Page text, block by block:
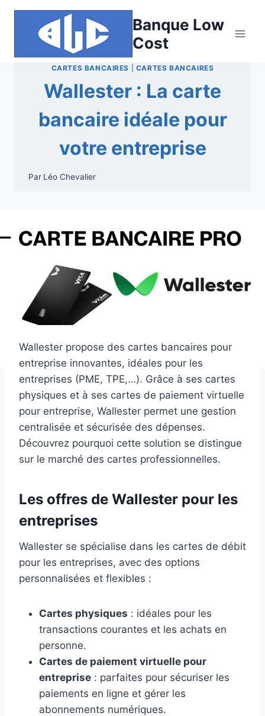
Aller
Banque Low
Cost
CARTES BANCAIRES CARTES BANCAIRES
Wallester : La carte
bancaire idéale pour
votre entreprise
Par Léo Chevalier
Wallester propose des cartes bancaires pour
entreprise innovantes, idéales pour les
entreprises (PME, TPE,…). Grâce à ses cartes
physiques et à ses cartes de paiement virtuelle
pour entreprise, Wallester permet une gestion
centralisée et sécurisée des dépenses.
Découvrez pourquoi cette solution se distingue
sur le marché des cartes professionnelles.
Les offres de Wallester pour les
entreprises
Wallester se spécialise dans les cartes de débit
pour les entreprises, avec des options
personnalisées et flexibles :
Cartes physiques : idéales pour les
transactions courantes et les achats en
personne.
Cartes de paiement virtuelle pour
entreprise : parfaites pour sécuriser les
paiements en ligne et gérer les
abonnements numériques.